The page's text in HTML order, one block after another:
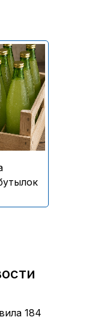
70 тыс.
воды и
184